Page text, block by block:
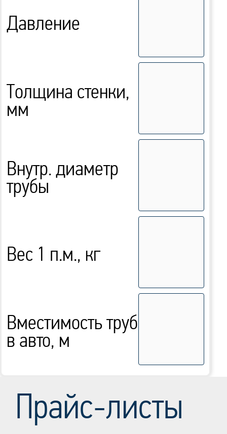
Давление
Толщина стенки,
мм
Внутр. диаметр
трубы
Вес 1 п.м., кг
Вместимость труб
в авто, м
Прайс-листы